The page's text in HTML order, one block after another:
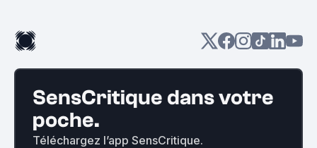
SensCritique dans votre
poche.
Téléchargez l’app SensCritique.